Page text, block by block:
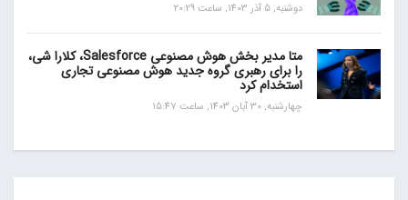
دوشنبه, 5 آذر 1403, ساعت 20:29
متا مدیر بخش هوش مصنوعی Salesforce، کلارا شی،
را برای رهبری گروه جدید هوش مصنوعی تجاری
استخدام کرد
چهارشنبه, 30 آبان 1403, ساعت 15:47